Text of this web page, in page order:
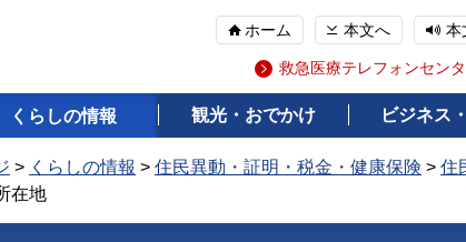
ホーム 本文へ 本
救急医療テレフォンセン
くらしの情報 観光・おでかけ ビジネス
> くらしの情報 > 住民異動・証明・税金・健康保険 > 住
在地